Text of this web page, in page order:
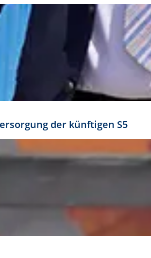
ergeben sich für gängige Formate
der künftigen S5